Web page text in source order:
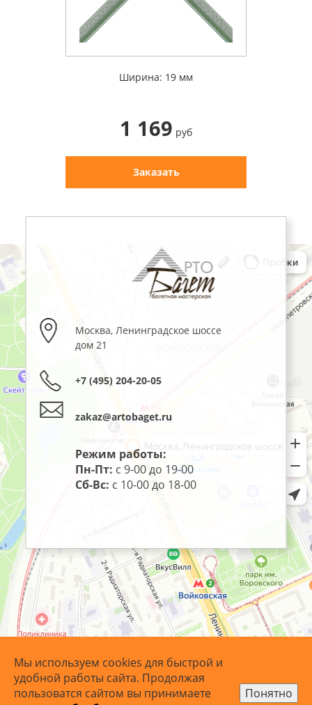
Ширина: 19 мм
1 169 руб
Заказать
Москва,Ленинградское шоссе
дом 21
+7 (495) 204-20-05
zakaz@artobaget.ru
Режим работы:
Пн-Пт: с 9-00 до 19-00
Сб-Вс: с 10-00 до 18-00
Мы используем cookies для быстрой и
удобной работы сайта. Продолжая
пользоватся сайтом вы принимаете
Понятно